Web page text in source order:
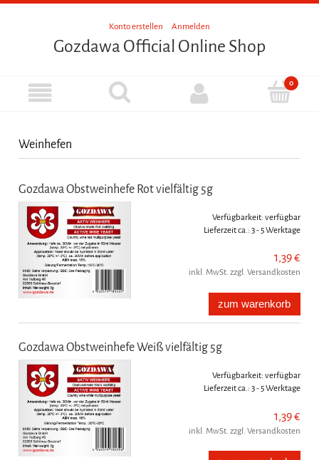
Konto erstellen Anmelden
Gozdawa Official Online Shop
Weinhefen
Gozdawa Obstweinhefe Rot vielfältig 5g
Verfügbarkeit:verfügbar
Lieferzeit ca.:3 - 5 Werktage
1,39 €
inkl. MwSt. zzgl. Versandkosten
zum warenkorb
Gozdawa Obstweinhefe Weiß vielfältig 5g
Verfügbarkeit:verfügbar
Lieferzeit ca.:3 - 5 Werktage
1,39 €
inkl. MwSt. zzgl. Versandkosten